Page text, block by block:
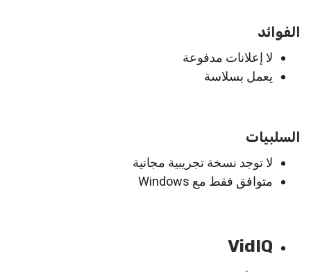
الفوائد
لا إعلانات مدفوعة
يعمل بسلاسة
السلبيات
لا توجد نسخة تجريبية مجانية
متوافق فقط مع Windows
VidIQ